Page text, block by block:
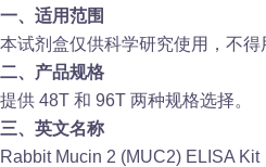
一、适用范围
本试剂盒仅供科学研究使用，不得
二、产品规格
提供 48T 和 96T 两种规格选择。
三、英文名称
Rabbit Mucin 2 (MUC2) ELISA Kit